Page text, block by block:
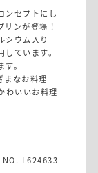
ンセプトにし
ンが登場！
シウム入り
ています。
。
まなお料理
わいいお料理
NO. L624633